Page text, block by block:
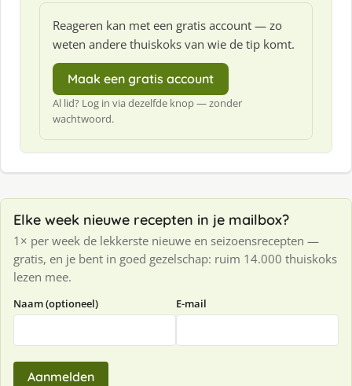
Reageren kan met een gratis account — zo
weten andere thuiskoks van wie de tip komt.
Maak een gratis account
Al lid? Log in via dezelfde knop — zonder
wachtwoord.
Elke week nieuwe recepten in je mailbox?
1× per week de lekkerste nieuwe en seizoensrecepten —
gratis, en je bent in goed gezelschap: ruim 14.000 thuiskoks
lezen mee.
Naam (optioneel) E-mail
Aanmelden